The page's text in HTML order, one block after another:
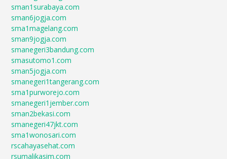
sman1surabaya.com
sman6jogja.com
sma1magelang.com
sman9jogja.com
smanegeri3bandung.com
smasutomo1.com
sman5jogja.com
smanegeri1tangerang.com
sma1purworejo.com
smanegeri1jember.com
sman2bekasi.com
smanegeri47jkt.com
sma1wonosari.com
rscahayasehat.com
rsumalikasim.com